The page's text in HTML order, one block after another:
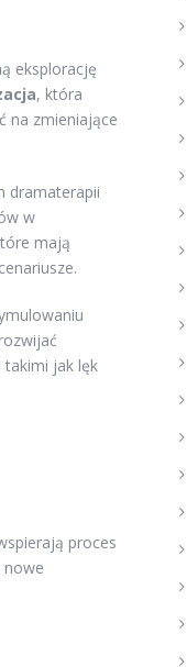
eksplorację
, która
na zmieniające
dramaterapii
w
mają
takimi jak lęk
proces
nowe